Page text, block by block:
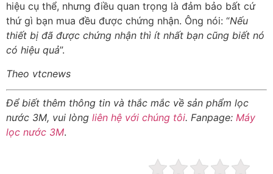
hiệu cụ thể, nhưng điều quan trọng là đảm bảo bất cứ
thứ gì bạn mua đều được chứng nhận. Ông nói: “Nếu
thiết bị đã được chứng nhận thì ít nhất bạn cũng biết nó
có hiệu quả”.
Theo vtcnews
Để biết thêm thông tin và thắc mắc về sản phẩm lọc
nước 3M, vui lòng liên hệ với chúng tôi. Fanpage: Máy
lọc nước 3M.